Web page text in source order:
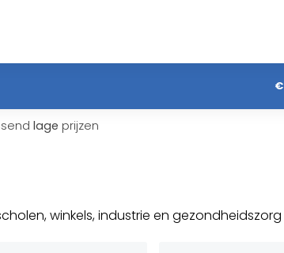
€
lage prijzen
winkels, industrie en gezondheidszorg